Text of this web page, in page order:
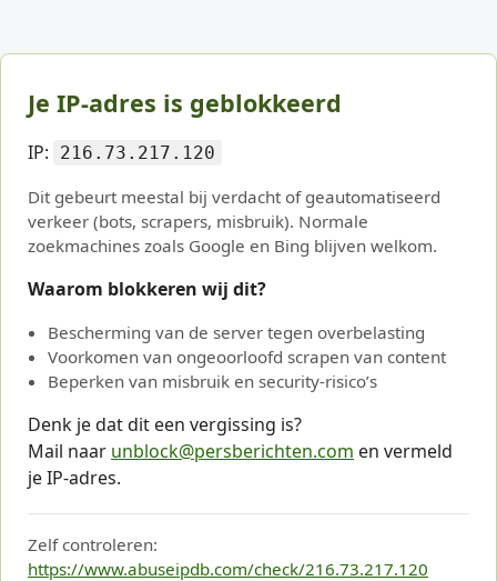
Je IP-adres is geblokkeerd
IP: 216.73.217.120
Dit gebeurt meestal bij verdacht of geautomatiseerd
verkeer (bots, scrapers, misbruik). Normale
zoekmachines zoals Google en Bing blijven welkom.
Waarom blokkeren wij dit?
Bescherming van de server tegen overbelasting
Voorkomen van ongeoorloofd scrapen van content
Beperken van misbruik en security-risico’s
Denk je dat dit een vergissing is?
Mail naar unblock@persberichten.com en vermeld
je IP-adres.
Zelf controleren:
https://www.abuseipdb.com/check/216.73.217.120